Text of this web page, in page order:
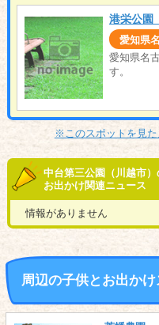
港栄公園
愛知県
愛知県名
す。
※このスポットを見
中台第三公園（川越市）
お出かけ関連ニュース
情報がありません
周辺の子供とお出かけ